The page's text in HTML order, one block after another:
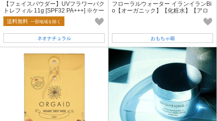
【フェイスパウダー】UVフラワーパク
トレフィル 11g [SPF32 PA+++] ※ケー
ス・ブラシ別売り 無添加 自然
送料無料 一部地域を除く
ネオナチュラル
フローラルウォーター イランイランBi
o【オーガニック】【化粧水】【アロ
おもちゃ箱